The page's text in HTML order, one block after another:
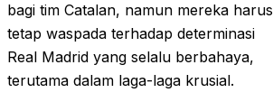
bagi tim Catalan, namun mereka harus
tetap waspada terhadap determinasi
Real Madrid yang selalu berbahaya,
terutama dalam laga-laga krusial.